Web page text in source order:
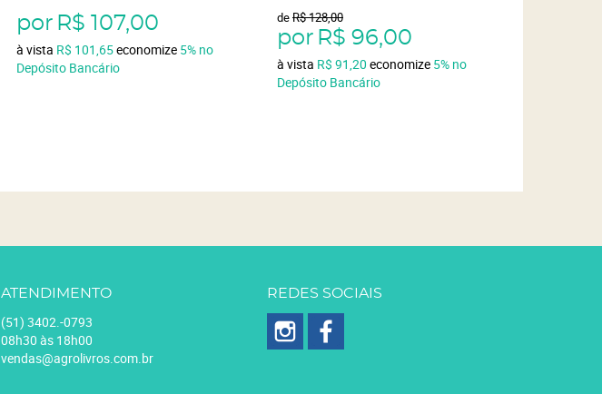
por R$ 107,00
à vista R$ 101,65economize 5% no
Depósito Bancário
deR$ 128,00
por R$ 96,00
à vista R$ 91,20 economize 5% no
Depósito Bancário
ATENDIMENTO
(51) 3402.-0793
08h30 às 18h00
vendas@agrolivros.com.br
REDES SOCIAIS